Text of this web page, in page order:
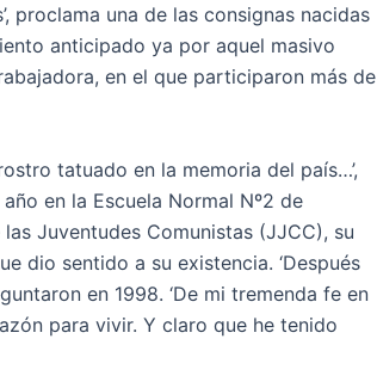
proclama una de las consignas nacidas
anticipado ya por aquel masivo
en el que participaron más de
tatuado en la memoria del país…’,
en la Escuela Normal Nº2 de
Juventudes Comunistas (JJCC), su
dio sentido a su existencia. ‘Después
en 1998. ‘De mi tremenda fe en
para vivir. Y claro que he tenido